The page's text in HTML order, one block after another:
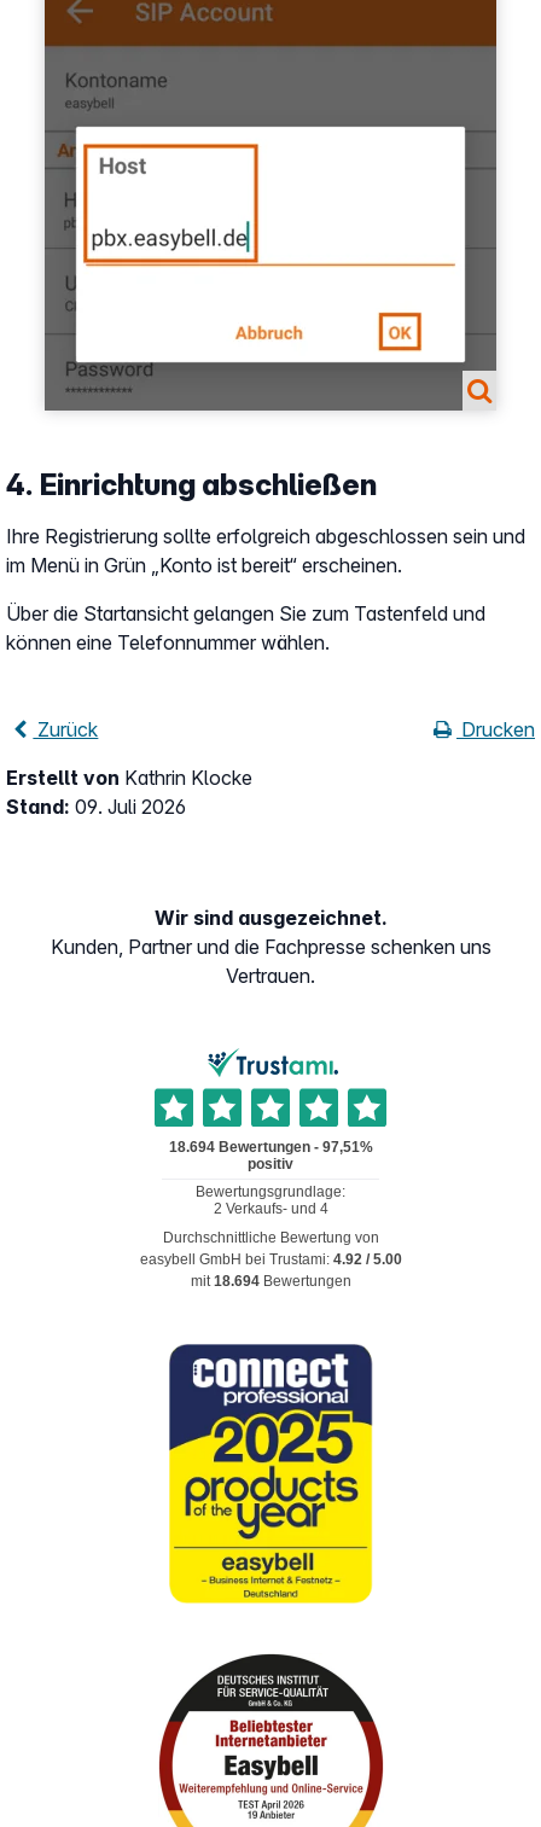
4. Einrichtung abschließen
Ihre Registrierung sollte erfolgreich abgeschlossen sein und
im Menü in Grün „Konto ist bereit“ erscheinen.
Über die Startansicht gelangen Sie zum Tastenfeld und
können eine Telefonnummer wählen.
Zurück
Drucken
Erstellt von Kathrin Klocke
Stand: 09. Juli 2026
Wir sind ausgezeichnet.
Kunden, Partner und die Fachpresse schenken uns
Vertrauen.
Durchschnittliche Bewertung von
easybell GmbH bei Trustami: 4.92/ 5.00
mit18.694 Bewertungen